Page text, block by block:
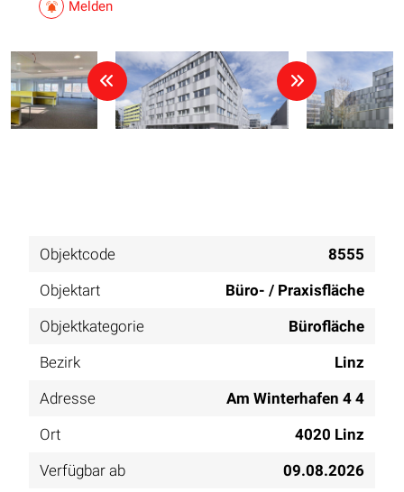
Melden
Objektcode
8555
Objektart
Büro- / Praxisfläche
Objektkategorie
Bürofläche
Bezirk
Linz
Adresse
Am Winterhafen 4 4
Ort
4020 Linz
Verfügbar ab
09.08.2026